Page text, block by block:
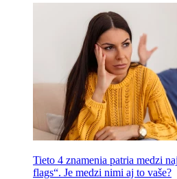
Tieto 4 znamenia patria medzi
flags“. Je medzi nimi aj to vaše?